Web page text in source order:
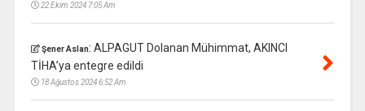
22 Ekim 2024 7:05 Am
Şener Aslan: ALPAGUT Dolanan Mühimmat, AKINCI
TİHA’ya entegre edildi
18 Ağustos 2024 6:52 Am